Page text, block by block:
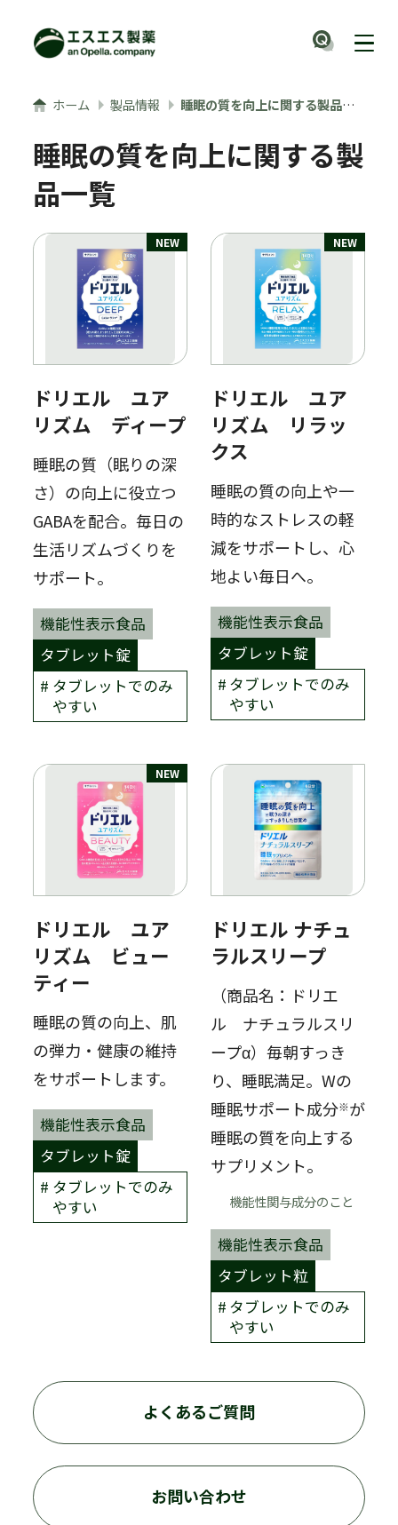
ナビ
ホーム 製品情報 睡眠の質を向上に関する製品一覧
睡眠の質を向上に関する製
品一覧
NEW
ドリエル ユア
リズム ディープ
睡眠の質（眠りの深
さ）の向上に役立つ
GABAを配合。毎日の
生活リズムづくりを
サポート。
機能性表示食品
タブレット錠
タブレットでのみ
やすい
NEW
ドリエル ユア
リズム リラッ
クス
睡眠の質の向上や一
時的なストレスの軽
減をサポートし、心
地よい毎日へ。
機能性表示食品
タブレット錠
タブレットでのみ
やすい
NEW
ドリエル ユア
リズム ビュー
ティー
睡眠の質の向上、肌
の弾力・健康の維持
をサポートします。
機能性表示食品
タブレット錠
タブレットでのみ
やすい
ドリエル ナチュ
ラルスリープ
（商品名：ドリエ
ル ナチュラルスリ
ープα）毎朝すっき
り、睡眠満足。Wの
睡眠サポート成分※が
睡眠の質を向上する
サプリメント。
機能性関与成分のこと
機能性表示食品
タブレット粒
タブレットでのみ
やすい
よくあるご質問
お問い合わせ